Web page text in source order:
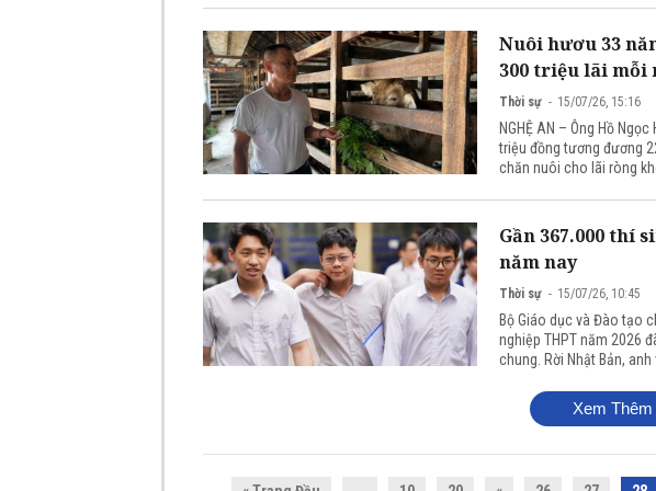
Nuôi hươu 33
300 triệu lãi mỗi
Thời sự 15/07/26, 15:16
NGHỆ AN – Ông Hồ
triệu đồng tương đương
chăn nuôi cho lãi ròng
Gần 367.000 thí
năm nay
Thời sự 15/07/26, 10:45
Bộ Giáo dục và Đào tạo
nghiệp THPT năm 2026
chung. Rời Nhật Bản,
Xem Thêm